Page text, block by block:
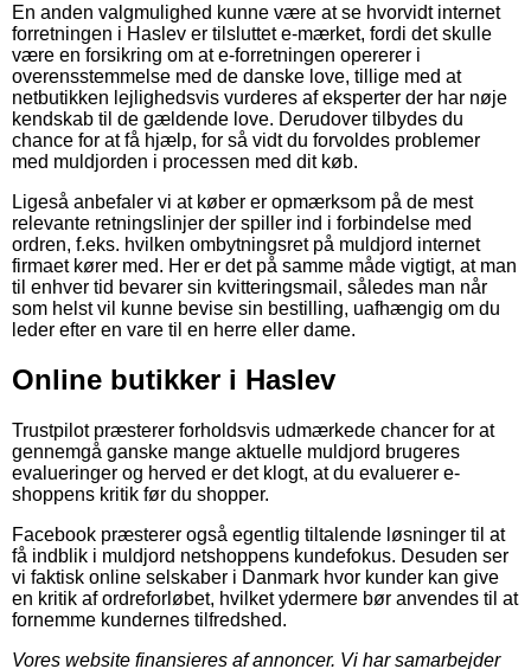
En anden valgmulighed kunne være at se hvorvidt internet
forretningen i Haslev er tilsluttet e-mærket, fordi det skulle
være en forsikring om at e-forretningen opererer i
overensstemmelse med de danske love, tillige med at
netbutikken lejlighedsvis vurderes af eksperter der har nøje
kendskab til de gældende love. Derudover tilbydes du
chance for at få hjælp, for så vidt du forvoldes problemer
med muldjorden i processen med dit køb.
Ligeså anbefaler vi at køber er opmærksom på de mest
relevante retningslinjer der spiller ind i forbindelse med
ordren, f.eks. hvilken ombytningsret på muldjord internet
firmaet kører med. Her er det på samme måde vigtigt, at man
til enhver tid bevarer sin kvitteringsmail, således man når
som helst vil kunne bevise sin bestilling, uafhængig om du
leder efter en vare til en herre eller dame.
Online butikker i Haslev
Trustpilot præsterer forholdsvis udmærkede chancer for at
gennemgå ganske mange aktuelle muldjord brugeres
evalueringer og herved er det klogt, at du evaluerer e-
shoppens kritik før du shopper.
Facebook præsterer også egentlig tiltalende løsninger til at
få indblik i muldjord netshoppens kundefokus. Desuden ser
vi faktisk online selskaber i Danmark hvor kunder kan give
en kritik af ordreforløbet, hvilket ydermere bør anvendes til at
fornemme kundernes tilfredshed.
Vores website finansieres af annoncer. Vi har samarbejder